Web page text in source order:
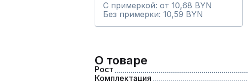
С примеркой: от 10,68 BYN
Без примерки: 10,59 BYN
О товаре
Рост
Комплектация